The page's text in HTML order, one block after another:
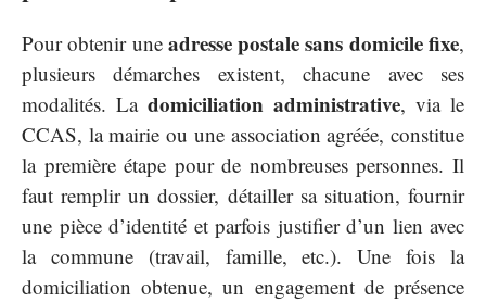
Pour obtenir une adresse postale sans domicile fixe,
plusieurs démarches existent, chacune avec ses
modalités. La domiciliation administrative, via le
CCAS, la mairie ou une association agréée, constitue
la première étape pour de nombreuses personnes. Il
faut remplir un dossier, détailler sa situation, fournir
une pièce d’identité et parfois justifier d’un lien avec
la commune (travail, famille, etc.). Une fois la
domiciliation obtenue, un engagement de présence